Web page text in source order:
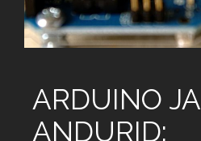
ARDUINO JA
ANDURID: